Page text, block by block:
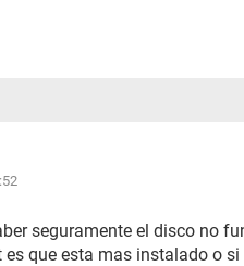
seguramente el disco no
que esta mas instalado o